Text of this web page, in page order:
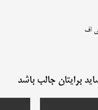
اف
برایتان جالب باشد